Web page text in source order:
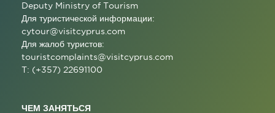
Deputy Ministry of Tourism
Для туристической информации:
cytour@visitcyprus.com
Для жалоб туристов:
touristcomplaints@visitcyprus.com
T: (+357) 22691100
ЧЕМ ЗАНЯТЬСЯ